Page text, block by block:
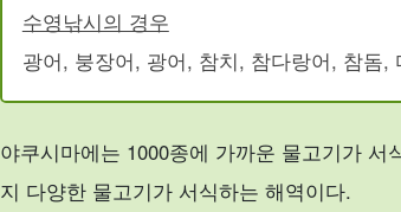
수영낚시의 경우
광어, 붕장어, 광어, 참치, 참다랑어, 참돔,
야쿠시마에는 1000종에 가까운 물고기가
지 다양한 물고기가 서식하는 해역이다.